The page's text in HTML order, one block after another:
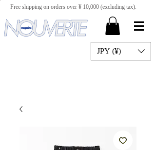
Free shipping on orders over ¥ 10,000 (excluding tax).
JPY (¥)